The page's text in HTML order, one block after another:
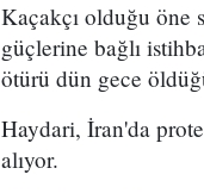
Kaçakçı olduğu öne
güçlerine bağlı
ötürü dün gece
Haydari, İran'da
alıyor.